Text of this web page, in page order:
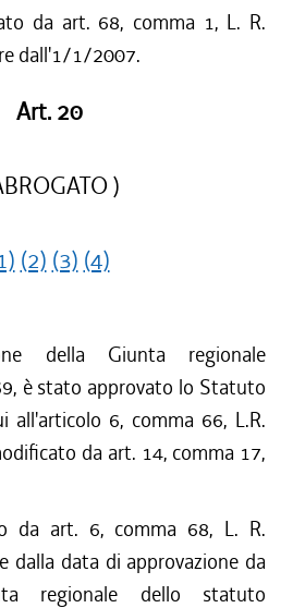
da art. 68, comma 1, L. R.
dall'1/1/2007.
Art. 20
)
(2) (3) (4)
della Giunta regionale
è stato approvato lo Statuto
all'articolo 6, comma 66, L.R.
da art. 14, comma 17,
da art. 6, comma 68, L. R.
dalla data di approvazione da
regionale dello statuto